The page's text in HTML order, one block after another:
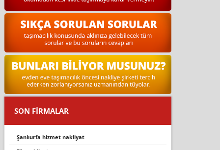
SON FİRMALAR
şanlıurfa hizmet nakliyat